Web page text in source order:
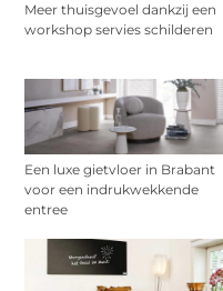
Meer thuisgevoel dankzij een
workshop servies schilderen
Een luxe gietvloer in Brabant
voor een indrukwekkende
entree